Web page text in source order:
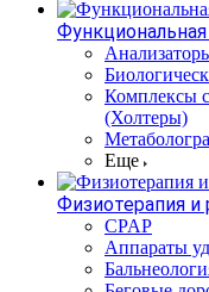
Комплексы
(Холтеры)
Еще
Физиотерапия и
CPAP
Аппараты